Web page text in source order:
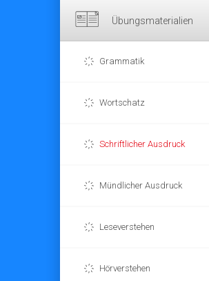
Übungsmaterialien
Grammatik
Wortschatz
Schriftlicher Ausdruck
Mündlicher Ausdruck
Leseverstehen
Hörverstehen